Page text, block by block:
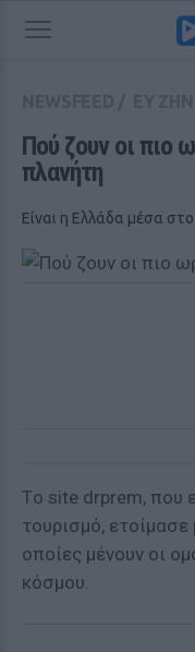
Πού ζουν οι πιο
πλανήτη
Είναι η Ελλάδα μέσα
Tο site drprem, που
τουρισμό,
οποίες μένουν οι
κόσμου.